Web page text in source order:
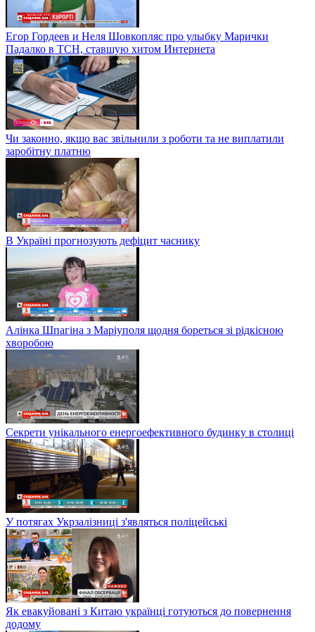
Егор Гордеев и Неля Шовкопляс про улыбку Марички
Падалко в ТСН, ставшую хитом Интернета
Чи законно, якщо вас звільнили з роботи та не виплатили
заробітну платню
В Україні прогнозують дефіцит часнику
Алінка Шпагіна з Маріуполя щодня бореться зі рідкісною
хворобою
Секрети унікального енергоефективного будинку в столиці
У потягах Укрзалізниці з'являться поліцейські
Як евакуйовані з Китаю українці готуються до повернення
додому